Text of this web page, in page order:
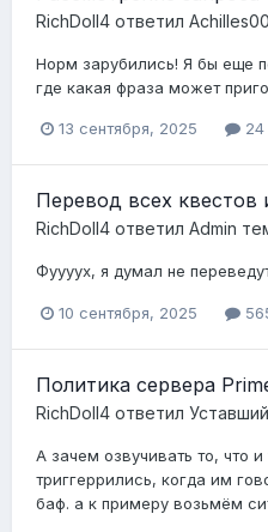
RichDoll4 ответил
Норм зарубились! Я бы еще
где какая фраза может
13 сентября, 2025 24
Перевод всех квестов
RichDoll4 ответил Admin
Фуууух, я думал не
10 сентября, 2025
Политика сервера
RichDoll4 ответил Уставший
А зачем озвучивать то, что
триггеррились, когда им
баф. а к примеру возьмём